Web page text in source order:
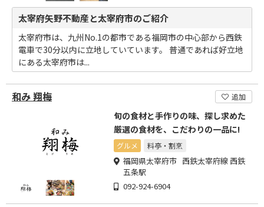
太宰府矢野不動産と太宰府市のご紹介
太宰府市は、九州No.1の都市である福岡市の中心部から西鉄
電車で30分以内に立地していています。 普通であれば好立地
にある太宰府市は...
和み 翔梅 追加
旬の食材と手作りの味、探し求めた
厳選の食材を、こだわりの一品に!
グルメ 料亭・割烹
福岡県太宰府市 西鉄太宰府線 西鉄
五条駅
092-924-6904